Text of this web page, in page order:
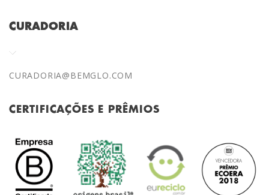
CURADORIA
CURADORIA@BEMGLO.COM
CERTIFICAÇÕES E PRÊMIOS